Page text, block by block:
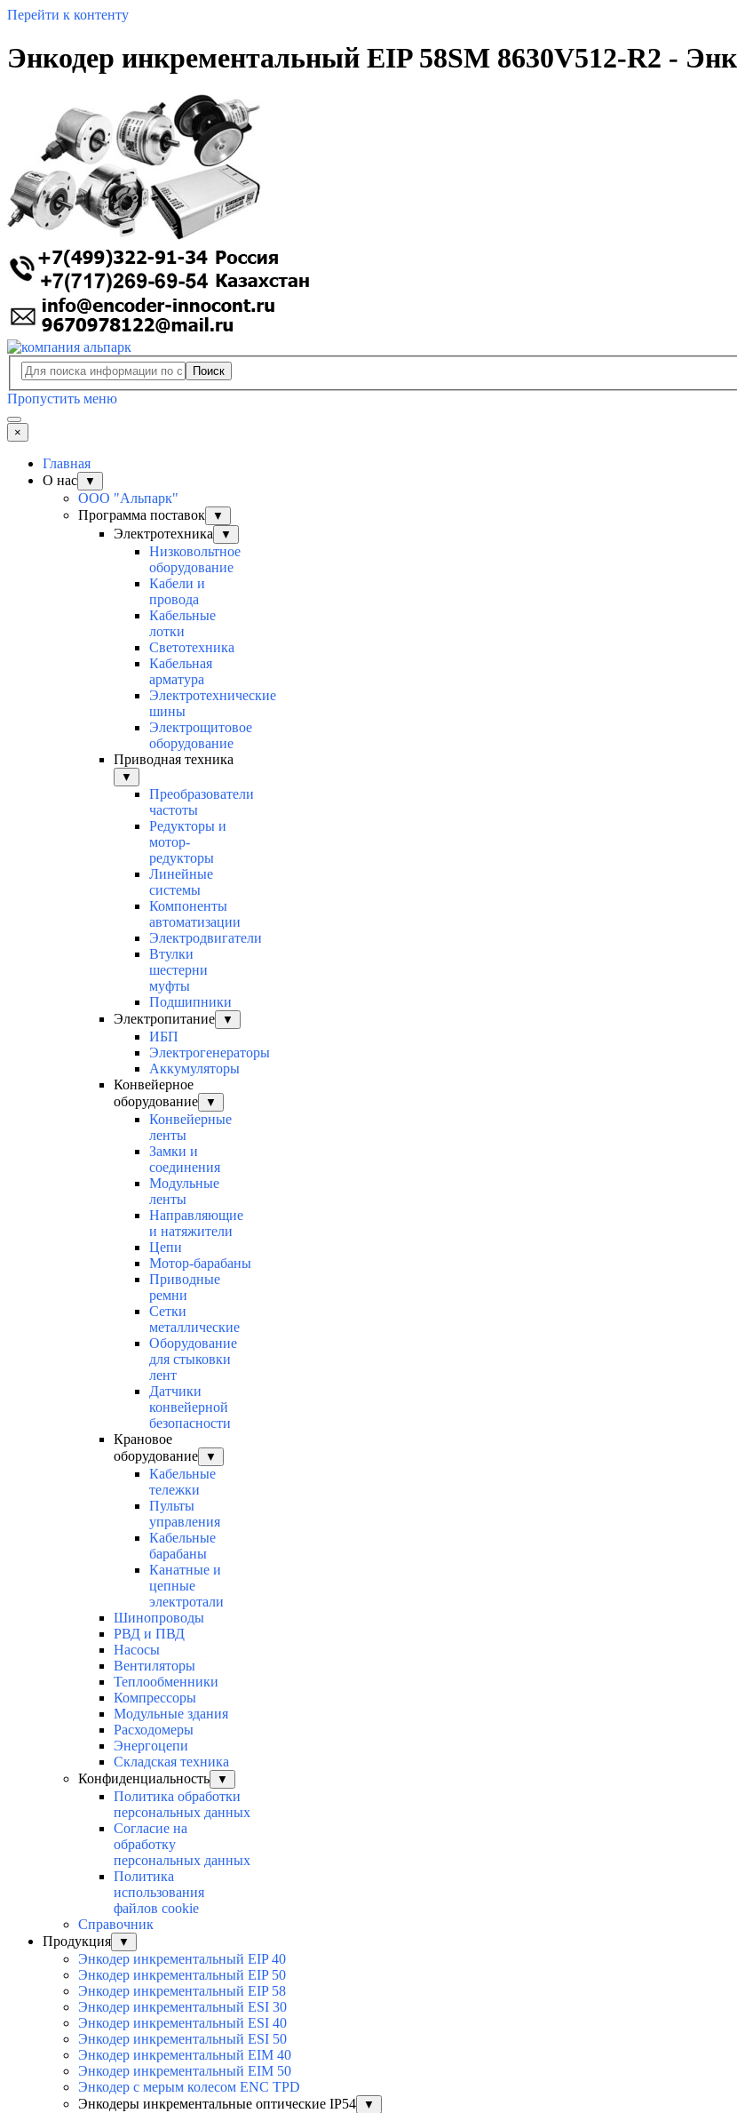
Перейти к контенту
Энкодер инкрементальный EIP 58SM 8630V512-R2 -
Поиск
Пропустить меню
×
Главная
О нас
▼
ООО "Альпарк"
Программа поставок
▼
Электротехника ▼
Низковольтное
оборудование
Кабели и
провода
Кабельные
лотки
Светотехника
Кабельная
арматура
Электротехнические
шины
Электрощитовое
оборудование
Приводная техника
▼
Преобразователи
частоты
Редукторы и
мотор-
редукторы
Линейные
системы
Компоненты
автоматизации
Электродвигатели
Втулки
шестерни
муфты
Подшипники
Электропитание
▼
ИБП
Электрогенераторы
Аккумуляторы
Конвейерное
оборудование
▼
Конвейерные
ленты
Замки и
соединения
Модульные
ленты
Направляющие
и натяжители
Цепи
Мотор-барабаны
Приводные
ремни
Сетки
металлические
Оборудование
для стыковки
лент
Датчики
конвейерной
безопасности
Крановое
оборудование
▼
Кабельные
тележки
Пульты
управления
Кабельные
барабаны
Канатные и
цепные
электротали
Шинопроводы
РВД и ПВД
Насосы
Вентиляторы
Теплообменники
Компрессоры
Модульные здания
Расходомеры
Энергоцепи
Складская техника
Конфиденциальность
▼
Политика обработки
персональных данных
Согласие на
обработку
персональных данных
Политика
использования
файлов cookie
Справочник
Продукция
▼
Энкодер инкрементальный EIP 40
Энкодер инкрементальный EIP 50
Энкодер инкрементальный EIP 58
Энкодер инкрементальный ESI 30
Энкодер инкрементальный ESI 40
Энкодер инкрементальный ESI 50
Энкодер инкрементальный EIM 40
Энкодер инкрементальный EIM 50
Энкодер с мерым колесом ENC TPD
Энкодеры инкрементальные оптические IP54
▼